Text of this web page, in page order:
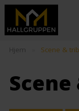
Hjem Scene &